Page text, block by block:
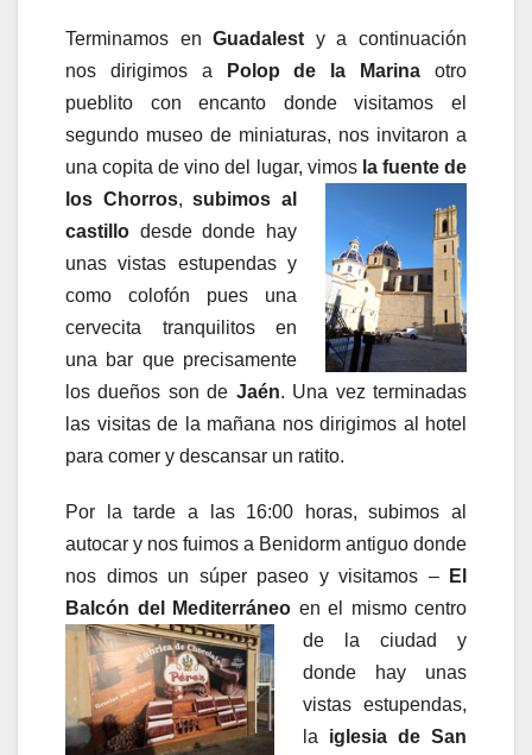
Terminamos enGuadalest y a continuación
nos dirigimos a
Polop de la Marina otro
pueblito con encanto donde visitamos el
segundo museo de miniaturas, nos invitaron a
una copita de vino del lugar, vimos la fuente de
los Chorros,subimos al
castillo desde donde hay
unas vistas estupendas y
como colofón pues una
cervecita tranquilitos en
una bar que precisamente
los dueños son de Jaén. Una vez terminadas
las visitas de la mañana nos dirigimos al hotel
para comer y descansar un ratito.
Por la tarde a las 16:00 horas, subimos al
autocar y nos fuimos a Benidorm antiguo donde
nos dimos un súper paseo y visitamos –
El
Balcón del Mediterráneo en el mismo centro
de la ciudad y
donde hay unas
vistas estupendas,
la iglesia de San